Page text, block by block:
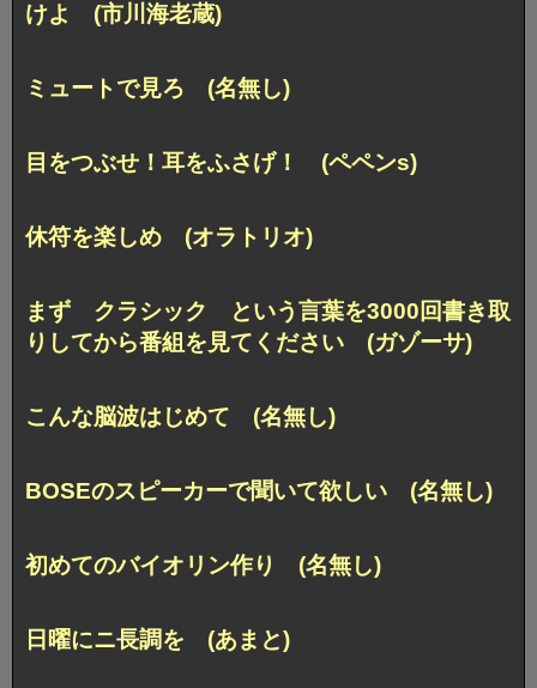
けよ (市川海老蔵)
ミュートで見ろ (名無し)
目をつぶせ！耳をふさげ！ (ペペンs)
休符を楽しめ (オラトリオ)
まず クラシック という言葉を3000回書き取
りしてから番組を見てください (ガゾーサ)
こんな脳波はじめて (名無し)
BOSEのスピーカーで聞いて欲しい (名無し)
初めてのバイオリン作り (名無し)
日曜にニ長調を (あまと)